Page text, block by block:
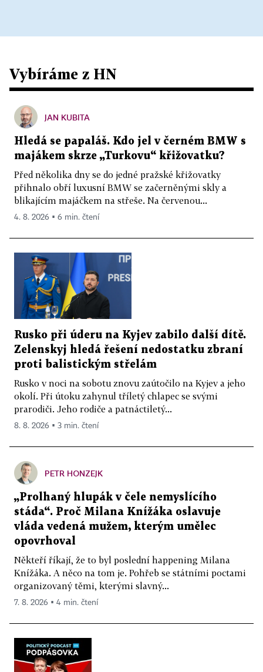
Vybíráme z HN
JAN KUBITA
Hledá se papaláš. Kdo jel v černém BMW s
majákem skrze „Turkovu“ křižovatku?
Před několika dny se do jedné pražské křižovatky
přihnalo obří luxusní BMW se začerněnými skly a
blikajícím majáčkem na střeše. Na červenou...
4. 8. 2026 ▪ 6 min. čtení
Rusko při úderu na Kyjev zabilo další dítě.
Zelenskyj hledá řešení nedostatku zbraní
proti balistickým střelám
Rusko v noci na sobotu znovu zaútočilo na Kyjev a jeho
okolí. Při útoku zahynul tříletý chlapec se svými
prarodiči. Jeho rodiče a patnáctiletý...
8. 8. 2026 ▪ 3 min. čtení
PETR HONZEJK
„Prolhaný hlupák v čele nemyslícího
stáda“. Proč Milana Knížáka oslavuje
vláda vedená mužem, kterým umělec
opovrhoval
Někteří říkají, že to byl poslední happening Milana
Knížáka. A něco na tom je. Pohřeb se státními poctami
organizovaný těmi, kterými slavný...
7. 8. 2026 ▪ 4 min. čtení